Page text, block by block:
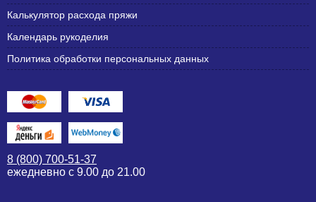
Калькулятор расхода пряжи
Календарь рукоделия
Политика обработки персональных данных
8 (800) 700-51-37
ежедневно с 9.00 до 21.00